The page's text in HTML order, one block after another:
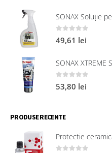
0 out of 5
49,61 lei
0 out of 5
53,80 lei
PRODUSE RECENTE
Protectie